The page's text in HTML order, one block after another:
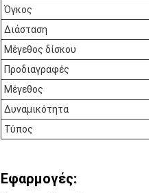
Όγκος
Διάσταση
Μέγεθος δίσκου
Προδιαγραφές
Μέγεθος
Δυναμικότητα
Τύπος
Εφαρμογές: